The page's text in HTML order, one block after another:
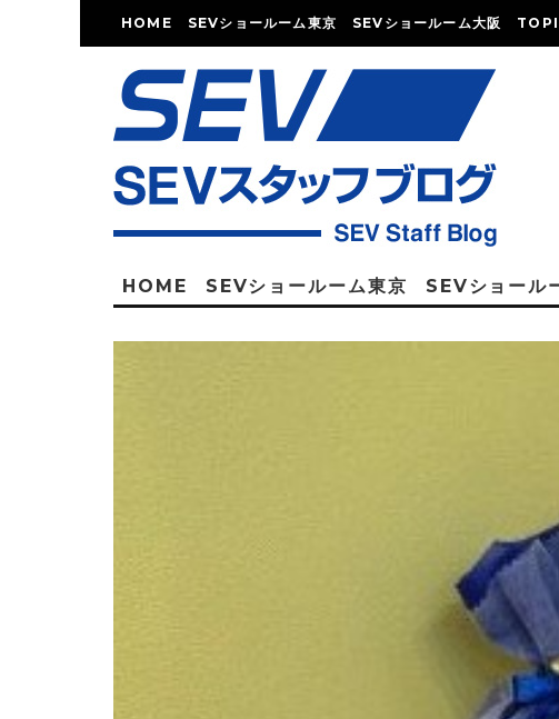
HOME SEVショールーム東京 SEVショールーム大阪
HOME SEVショールーム東京 SEVショール